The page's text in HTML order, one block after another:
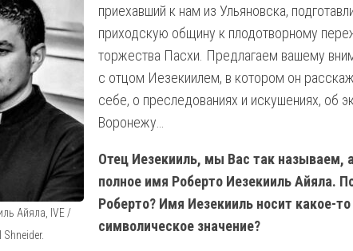
Айяла, IVE /
приехавший к нам из Ульяновска,
приходскую общину к плодотворному
торжества Пасхи. Предлагаем вашему
с отцом Иезекиилем, в котором он
себе, о преследованиях и искушениях, об
Воронежу…
Отец Иезекииль, мы Вас так называем,
полное имя Роберто Иезекииль Айяла.
Роберто? Имя Иезекииль носит какое-то
символическое значение?